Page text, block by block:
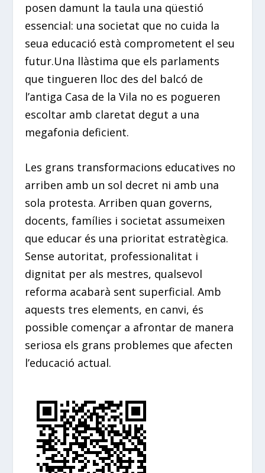
posen damunt la taula una qüestió
essencial: una societat que no cuida la
seua educació està comprometent el seu
futur.Una llàstima que els parlaments
que tingueren lloc des del balcó de
l’antiga Casa de la Vila no es pogueren
escoltar amb claretat degut a una
megafonia deficient.
Les grans transformacions educatives no
arriben amb un sol decret ni amb una
sola protesta. Arriben quan governs,
docents, famílies i societat assumeixen
que educar és una prioritat estratègica.
Sense autoritat, professionalitat i
dignitat per als mestres, qualsevol
reforma acabarà sent superficial. Amb
aquests tres elements, en canvi, és
possible començar a afrontar de manera
seriosa els grans problemes que afecten
l’educació actual.